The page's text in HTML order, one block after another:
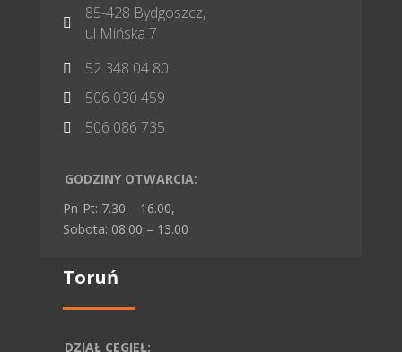

85-428 Bydgoszcz,
ul Mińska 7
 52 348 04 80
 506 030 459
 506 086 735
GODZINY OTWARCIA:
Pn-Pt: 7.30 – 16.00,
Sobota: 08.00 – 13.00
Toruń
DZIAŁ CEGIEŁ: